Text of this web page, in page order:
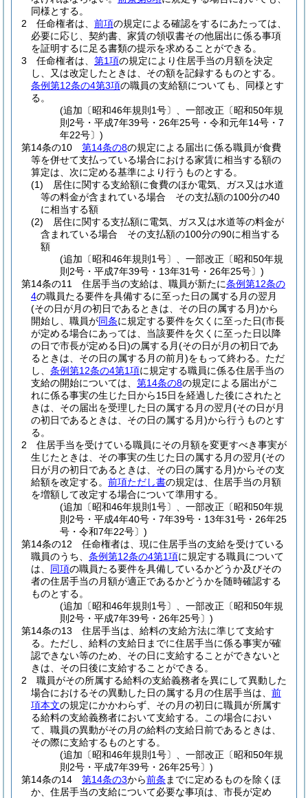
同様とする。
2
任命権者は、 前項の規定による確認をするにあたっては、
必要に応じ、契約書、家賃の領収書その他届出に係る事項
を証明するに足る書類の提示を求めることができる。
3
任命権者は、 第1項の規定により住居手当の月額を決定
し、又は改定したときは、その額を記録するものとする。
条例第12条の4第3項の職員の支給額についても、同様とす
る。
(追加〔昭和46年規則1号〕、一部改正〔昭和50年規
則2号・平成7年39号・26年25号・令和元年14号・7
年22号〕)
第14条の10
第14条の8の規定による届出に係る職員が食費
等を併せて支払っている場合における家賃に相当する額の
算定は、次に定める基準により行うものとする。
(1)
居住に関する支給額に食費のほか電気、ガス又は水道
等の料金が含まれている場合 その支払額の100分の40
に相当する額
(2)
居住に関する支払額に電気、ガス又は水道等の料金が
含まれている場合 その支払額の100分の90に相当する
額
(追加〔昭和46年規則1号〕、一部改正〔昭和50年規
則2号・平成7年39号・13年31号・26年25号〕)
第14条の11
住居手当の支給は、職員が新たに条例第12条の
4の職員たる要件を具備するに至った日の属する月の翌月
(その日が月の初日であるときは、その日の属する月)から
開始し、職員が同条に規定する要件を欠くに至った日(市長
が定める場合にあっては、当該要件を欠くに至った日以降
の日で市長が定める日)の属する月(その日が月の初日であ
るときは、その日の属する月の前月)をもって終わる。 ただ
し、 条例第12条の4第1項に規定する職員に係る住居手当の
支給の開始については、 第14条の8の規定による届出がこ
れに係る事実の生じた日から15日を経過した後にされたと
きは、その届出を受理した日の属する月の翌月(その日が月
の初日であるときは、その日の属する月)から行うものとす
る。
2
住居手当を受けている職員にその月額を変更すべき事実が
生じたときは、その事実の生じた日の属する月の翌月(その
日が月の初日であるときは、その日の属する月)からその支
給額を改定する。 前項ただし書の規定は、住居手当の月額
を増額して改定する場合について準用する。
(追加〔昭和46年規則1号〕、一部改正〔昭和50年規
則2号・平成4年40号・7年39号・13年31号・26年25
号・令和7年22号〕)
第14条の12
任命権者は、現に住居手当の支給を受けている
職員のうち、 条例第12条の4第1項に規定する職員について
は、 同項の職員たる要件を具備しているかどうか及びその
者の住居手当の月額が適正であるかどうかを随時確認する
ものとする。
(追加〔昭和46年規則1号〕、一部改正〔昭和50年規
則2号・平成7年39号・26年25号〕)
第14条の13
住居手当は、給料の支給方法に準じて支給す
る。 ただし、給料の支給日までに住居手当に係る事実が確
認できない等のため、その日に支給することができないと
きは、その日後に支給することができる。
2
職員がその所属する給料の支給義務者を異にして異動した
場合におけるその異動した日の属する月の住居手当は、 前
項本文の規定にかかわらず、その月の初日に職員が所属す
る給料の支給義務者において支給する。
この場合におい
て、職員の異動がその月の給料の支給日前であるときは、
その際に支給するものとする。
(追加〔昭和46年規則1号〕、一部改正〔昭和50年規
則2号・平成7年39号・26年25号〕)
第14条の14
第14条の3から前条 までに定めるものを除くほ
か、住居手当の支給について必要な事項は、市長が定め